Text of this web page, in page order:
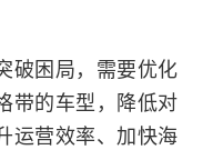
破困局，需要优化
带的车型，降低对
运营效率、加快海